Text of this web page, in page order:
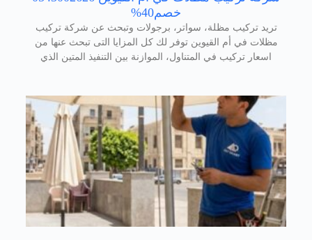
خصم40%
تريد تركيب مظلة، سواتر، برجولات وتبحث عن شركة تركيب
مظلات في أم القيوين توفر لك كل المزايا التى تبحث عنها من
اسعار تركيب في المتناول، الموازنة بين التنفيذ المتين الذي